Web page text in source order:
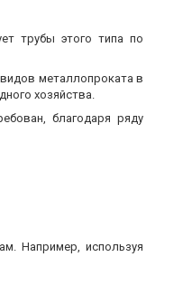
трубы этого типа по
металлопроката в
хозяйства.
благодаря ряду
Например, используя